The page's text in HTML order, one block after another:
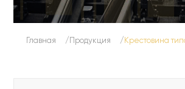
Главная Продукция Крестовина